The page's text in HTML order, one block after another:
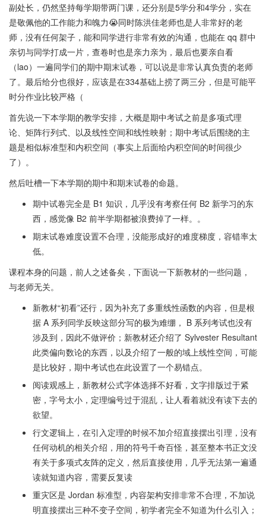
副处长，仍然坚持每学期带两门课，还分别是5学分和4学分，实在
是敬佩他的工作能力和魄力😭同时陈洪佳老师也是人非常好的老
师，没有任何架子，能和同学进行非常有效的沟通，也能在 qq 群中
亲切与同学打成一片，查卷时也是亲力亲为，最后也要亲自看
（lao）一遍同学们的期中期末试卷，可以说是非常认真负责的老师
了。最后给分也很好，应该是在334基础上捞了两三分，但是可能平
时分作业比较严格（
首先说一下本学期的教学安排，大概是期中考试之前是多项式理
论、矩阵行列式、以及线性空间和线性映射；期中考试后围绕的主
题是相似标准型和内积空间（事实上后面给内积空间的时间很少
了）。
然后吐槽一下本学期的期中和期末试卷的命题。
期中试卷完全是 B1 知识，几乎没有考察任何 B2 新学习的东
西，感觉像 B2 前半学期都被浪费掉了一样。。
期末试卷难度设置不合理，没能形成好的难度梯度，容错率太
低。
课程本身的问题，前人之述备矣，下面说一下新教材的一些问题，
与老师无关。
新教材“初看”还行，因为补充了多重线性函数的内容，但是根
据 A 系列同学反映这部分写的极为难绷， B 系列考试也没有
涉及到，因此不做评价；新教材还介绍了 Sylvester Resultant
此类偏向数论的东西，以及介绍了一般的域上线性空间，可能
是比较好，期中考试也在此设置了一个易错点。
阅读观感上，新教材公式字体选择不好看，文字排版过于紧
密，字号太小，定理编号过于混乱，让人看着就没有读下去的
欲望。
行文逻辑上，在引入定理的时候不加介绍直接摆出引理，没有
任何动机的相关介绍，用的符号千奇百怪，甚至整本书正文没
有关于多项式友阵的定义，然后直接使用，几乎无法第一遍通
读就知道内容，需要反复读
重灾区是 Jordan 标准型，内容架构安排非常不合理，不加说
明直接摆出三种不变子空间，初学者完全不知道为什么引入；